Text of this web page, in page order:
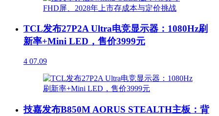
TCL发布27P2A Ultra电竞显示器：1080Hz刷
新率+Mini LED，售价3999元
4 07.09
技嘉发布B850M AORUS STEALTH主板：背